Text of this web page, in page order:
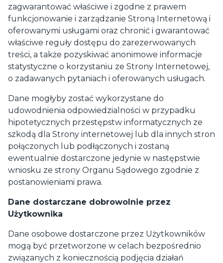
zagwarantować właściwe i zgodne z prawem
funkcjonowanie i zarządzanie Stroną Internetową i
oferowanymi usługami oraz chronić i gwarantować
właściwe reguły dostępu do zarezerwowanych
treści, a także pozyskiwać anonimowe informacje
statystyczne o korzystaniu ze Strony Internetowej,
o zadawanych pytaniach i oferowanych usługach.
Dane mogłyby zostać wykorzystane do
udowodnienia odpowiedzialności w przypadku
hipotetycznych przestępstw informatycznych ze
szkodą dla Strony internetowej lub dla innych stron
połączonych lub podłączonych i zostaną
ewentualnie dostarczone jedynie w następstwie
wniosku ze strony Organu Sądowego zgodnie z
postanowieniami prawa.
Dane dostarczane dobrowolnie przez
Użytkownika
Dane osobowe dostarczone przez Użytkowników
mogą być przetworzone w celach bezpośrednio
związanych z koniecznością podjęcia działań